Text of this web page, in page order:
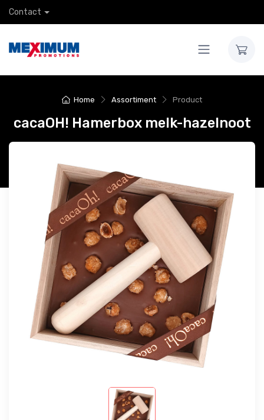
Contact
Home Assortiment Product
cacaOH! Hamerbox melk-hazelnoot